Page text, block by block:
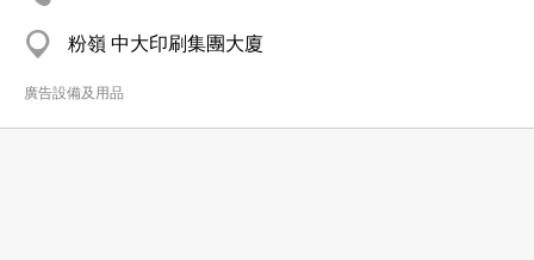
粉嶺 中大印刷集團大廈
廣告設備及用品